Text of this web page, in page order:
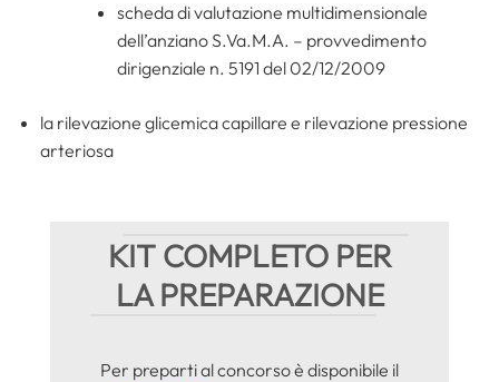
scheda di valutazione multidimensionale
dell’anziano S.Va.M.A. – provvedimento
dirigenziale n. 5191 del 02/12/2009
la rilevazione glicemica capillare e rilevazione pressione
arteriosa
KIT COMPLETO PER
LA PREPARAZIONE
Per preparti al concorso è disponibile il